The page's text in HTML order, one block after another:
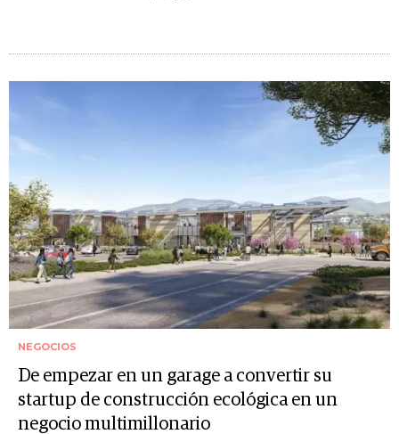
NEGOCIOS
De empezar en un garage a convertir su
startup de construcción ecológica en un
negocio multimillonario